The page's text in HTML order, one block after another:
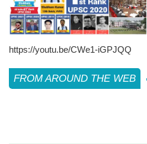
https://youtu.be/CWe1-iGPJQQ
FROM AROUND THE WEB